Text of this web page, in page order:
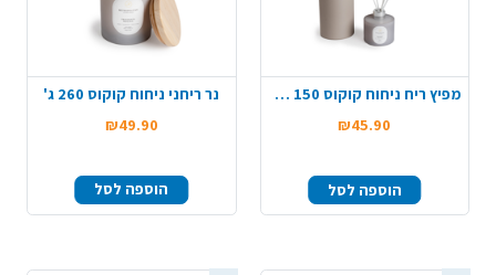
מפיץ ריח ניחוח קוקוס 150 מ"ל
₪45.90
הוספה לסל
נר ריחני ניחוח קוקוס 260 ג'
₪49.90
הוספה לסל